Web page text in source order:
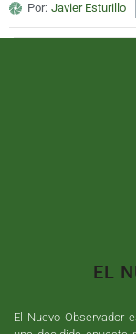
Por: Javier Esturillo
EL
El Nuevo Observador